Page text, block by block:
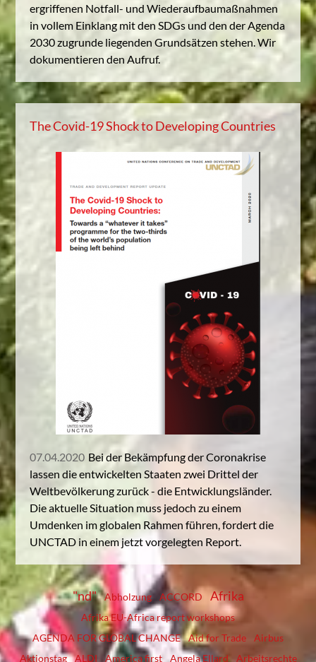
ergriffenen Notfall- und Wiederaufbaumaßnahmen
in vollem Einklang mit den SDGs und den der Agenda
2030 zugrunde liegenden Grundsätzen stehen. Wir
dokumentieren den Aufruf.
The Covid-19 Shock to Developing Countries
07.04.2020 Bei der Bekämpfung der Coronakrise
lassen die entwickelten Staaten zwei Drittel der
Weltbevölkerung zurück - die Entwicklungsländer.
Die aktuelle Situation muss jedoch zu einem
Umdenken im globalen Rahmen führen, fordert die
UNCTAD in einem jetzt vorgelegten Report.
"nd" Abholzung ACCORD Afrika
Afrika EU-Africa report workshops
AGENDA FOR GLOBAL CHANGE
Aid for Trade
Airbus
Aktionstag
ALDI America first Angela Ellard Arbeitsrechte